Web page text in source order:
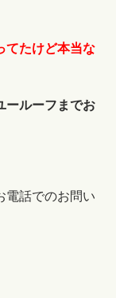
てたけど本当な
ールーフまでお
電話でのお問い